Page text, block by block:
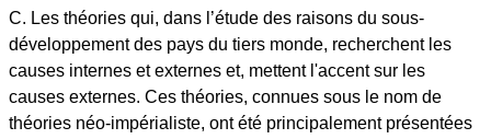
C. Les théories qui, dans l’étude des raisons du sous-
développement des pays du tiers monde, recherchent les
causes internes et externes et, mettent l'accent sur les
causes externes. Ces théories, connues sous le nom de
théories néo-impérialiste, ont été principalement présentées